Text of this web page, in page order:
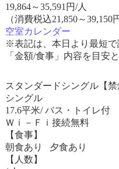
19,864～35,591 円/人
（消費税込21,850～39,150
空室カレンダー
※表記は、本日より最短
「金額/食事」内容を目安
スタンダードシングル【禁
シングル
17.6平米/ バス・トイレ付
Ｗｉ－Ｆｉ接続無料
【食事】
朝食あり 夕食あり
【人数】